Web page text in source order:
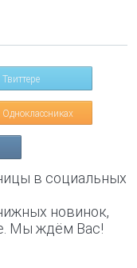
Твиттере
Одноклассниках
в социальных
новинок,
Мы ждём Вас!